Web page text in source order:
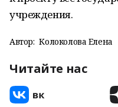
учреждения.
Автор: Колоколова Елена
Читайте нас